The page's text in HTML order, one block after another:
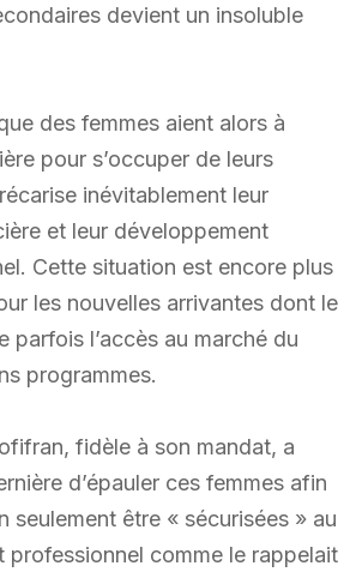
devient un insoluble
des femmes aient alors à
pour s’occuper de leurs
inévitablement leur
et leur développement
Cette situation est encore plus
les nouvelles arrivantes dont le
parfois l’accès au marché du
programmes.
fidèle à son mandat, a
d’épauler ces femmes afin
seulement être « sécurisées » au
professionnel comme le rappelait